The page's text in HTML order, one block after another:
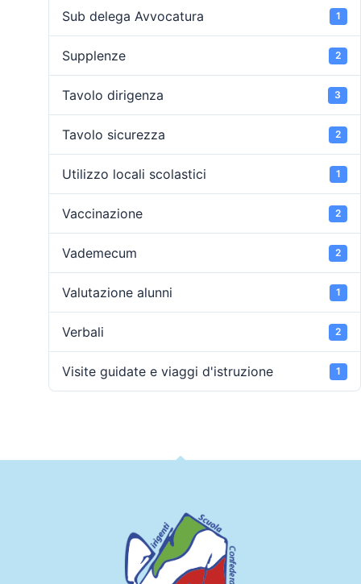
Sub delega Avvocatura 1
Supplenze 2
Tavolo dirigenza 3
Tavolo sicurezza 2
Utilizzo locali scolastici 1
Vaccinazione 2
Vademecum 2
Valutazione alunni 1
Verbali 2
Visite guidate e viaggi d'istruzione 1